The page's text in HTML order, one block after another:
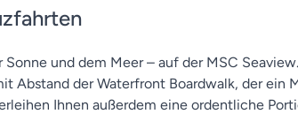
Sonne und dem Meer – auf der MSC
Abstand der Waterfront Boardwalk, der
Ihnen außerdem eine ordentliche